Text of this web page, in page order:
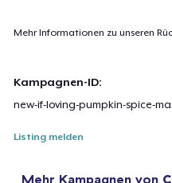
Mehr Informationen zu unseren
Kampagnen-ID:
new-if-loving-pumpkin-spice-ma
Listing melden
Mehr Kampagnen von